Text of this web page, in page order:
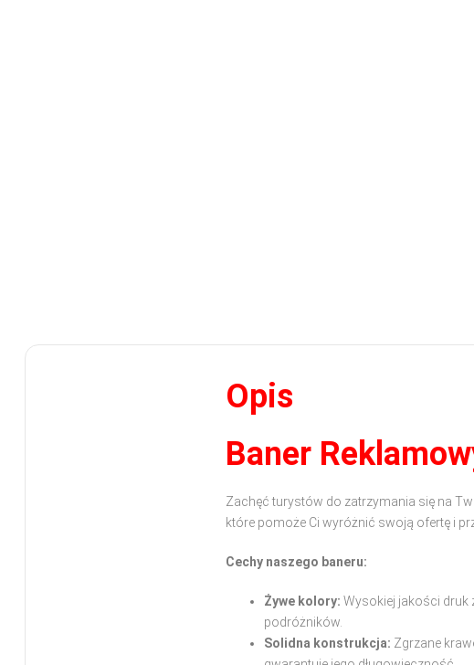
Opis
Baner
Zachęć turystów do zatrzymania się na
które pomoże Ci wyróżnić swoją ofertę i
Cechy naszego baneru:
Żywe kolory: Wysokiej jakości druk
podróżników.
Solidna konstrukcja: Zgrzane